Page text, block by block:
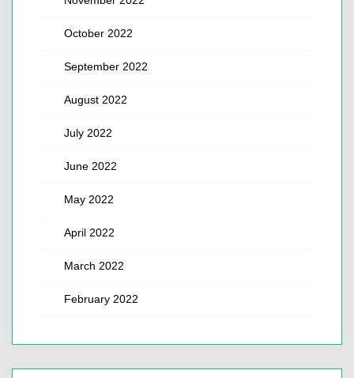
October 2022
September 2022
August 2022
July 2022
June 2022
May 2022
April 2022
March 2022
February 2022